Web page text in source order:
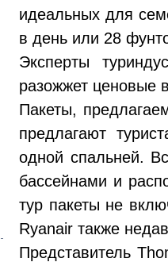
идеальных для
в день или 28
Эксперты
разожжет ценовые
Пакеты,
предлагают
одной спальней.
бассейнами и
тур пакеты не
Ryanair также
Представитель